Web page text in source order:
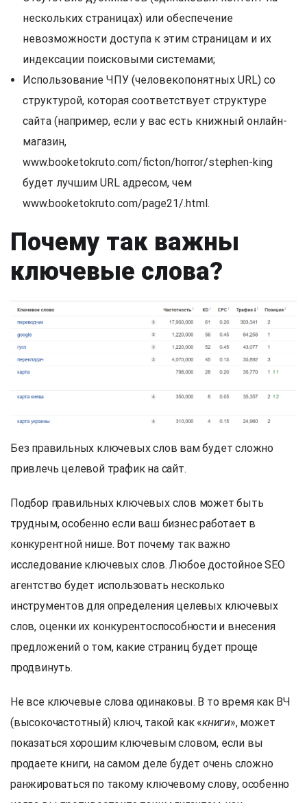
нескольких страницах) или обеспечение
невозможности доступа к этим страницам и их
индексации поисковыми системами;
Использование ЧПУ (человекопонятных URL) со
структурой, которая соответствует структуре
сайта (например, если у вас есть книжный онлайн-
магазин,
www.booketokruto.com/ficton/horror/stephen-king
будет лучшим URL адресом, чем
www.booketokruto.com/page21/.html.
Почему так важны
ключевые слова?
Без правильных ключевых слов вам будет сложно
привлечь целевой трафик на сайт.
Подбор правильных ключевых слов может быть
трудным, особенно если ваш бизнес работает в
конкурентной нише. Вот почему так важно
исследование ключевых слов. Любое достойное SEO
агентство будет использовать несколько
инструментов для определения целевых ключевых
слов, оценки их конкурентоспособности и внесения
предложений о том, какие страниц будет проще
продвинуть.
Не все ключевые слова одинаковы. В то время как ВЧ
(высокочастотный) ключ, такой как «книги», может
показаться хорошим ключевым словом, если вы
продаете книги, на самом деле будет очень сложно
ранжироваться по такому ключевому слову, особенно